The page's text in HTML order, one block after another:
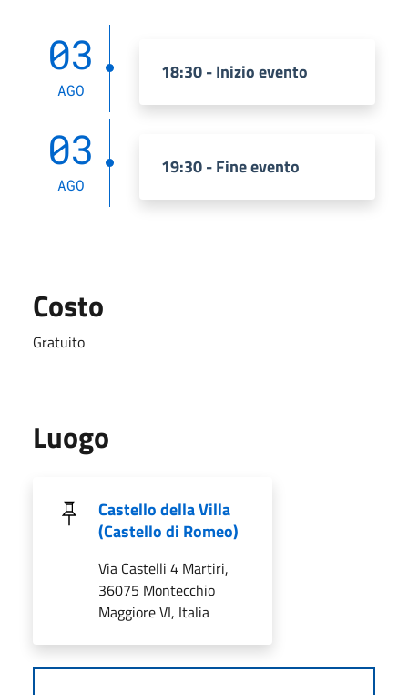
03
AGO
18:30 - Inizio evento
03
AGO
19:30 - Fine evento
Costo
Gratuito
Luogo
Castello della Villa
(Castello di Romeo)
Via Castelli 4 Martiri,
36075 Montecchio
Maggiore VI, Italia